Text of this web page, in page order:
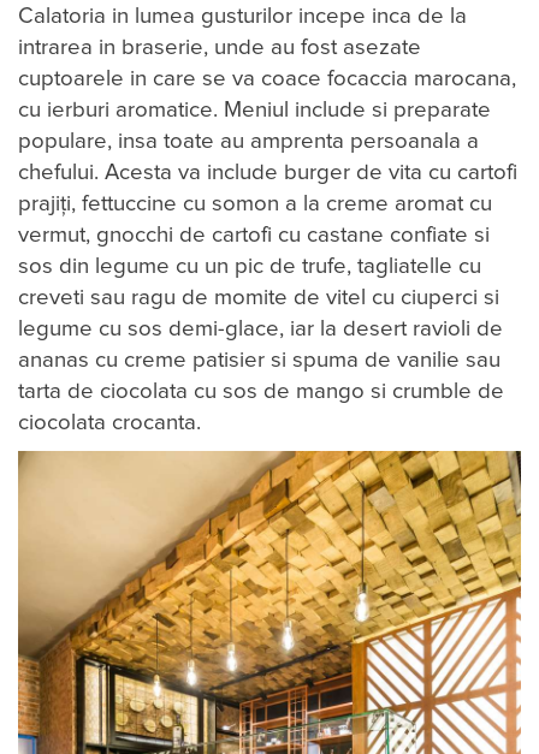
Calatoria in lumea gusturilor incepe inca de la
intrarea in braserie, unde au fost asezate
cuptoarele in care se va coace focaccia marocana,
cu ierburi aromatice. Meniul include si preparate
populare, insa toate au amprenta persoanala a
chefului. Acesta va include burger de vita cu cartofi
prajiți, fettuccine cu somon a la creme aromat cu
vermut, gnocchi de cartofi cu castane confiate si
sos din legume cu un pic de trufe, tagliatelle cu
creveti sau ragu de momite de vitel cu ciuperci si
legume cu sos demi-glace, iar la desert ravioli de
ananas cu creme patisier si spuma de vanilie sau
tarta de ciocolata cu sos de mango si crumble de
ciocolata crocanta.